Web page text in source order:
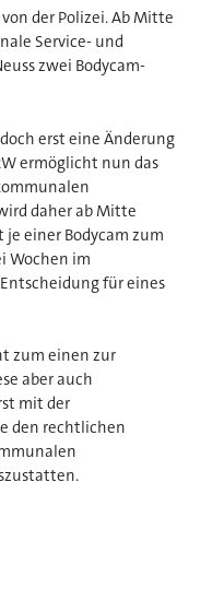
der Polizei. Ab Mitte
Service- und
zwei Bodycam-
erst eine Änderung
ermöglicht nun das
daher ab Mitte
je einer Bodycam zum
Wochen im
für eines
zum einen zur
aber auch
mit der
den rechtlichen